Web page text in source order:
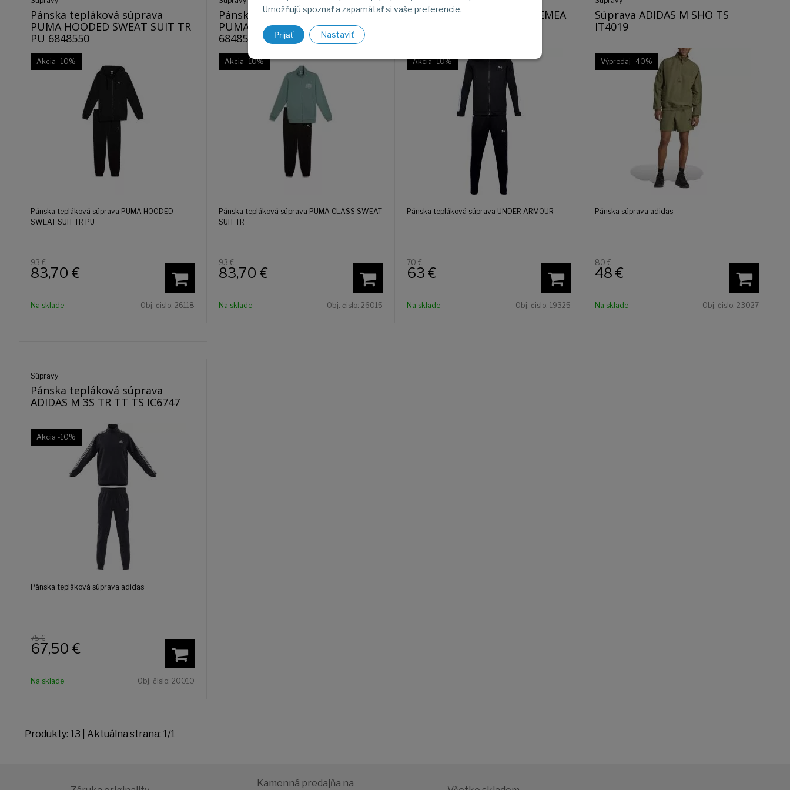
Umožňujú spoznať a zapamätať si vaše preferencie.
Prijať Nastaviť
Pánska tepláková súprava
PUMA HOODED SWEAT SUIT TR
PU 6848550
Akcia -10%
Pánska tepláková súprava PUMA HOODED
SWEAT SUIT TR PU
93 €
83,70 €
Na sklade Obj. čislo: 26118
Pánska tepláková súprava
PUMA CLASS SWEAT SUIT TR
68485430
Akcia -10%
Pánska tepláková súprava PUMA CLASS SWEAT
SUIT TR
93 €
83,70 €
Na sklade Obj. čislo: 26015
Súprava UNDER ARMOUR EMEA
Akcia-10%
Pánska tepláková súprava UNDER ARMOUR
70 €
63 €
Na sklade Obj. čislo: 19325
Súprava ADIDAS M SHO TS
IT4019
Výpredaj -40%
Pánska súprava adidas
80 €
48 €
Na sklade Obj. čislo: 23027
Súpravy
Pánska tepláková súprava
ADIDAS M 3S TR TT TS IC6747
Akcia -10%
Pánska tepláková súprava adidas
75 €
67,50 €
Na sklade Obj. čislo: 20010
Produkty: 13 | Aktuálna strana: 1/1
Kamenná predajňa na